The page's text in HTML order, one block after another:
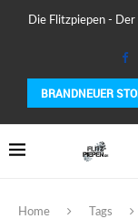
Die Flitzpiepen -
BRANDNEUER
COROS PACE 4 IM
Home Tags